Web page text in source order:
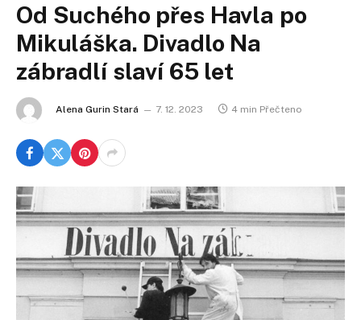
Od Suchého přes Havla po
Mikuláška. Divadlo Na
zábradlí slaví 65 let
Alena Gurin Stará 7. 12. 2023 4 min Přečteno